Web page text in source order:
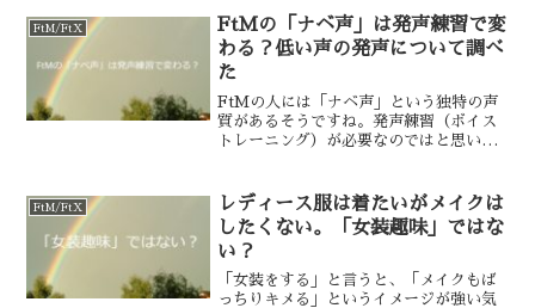
エタノールでの清拭をやめてもらったの
ですが、やはりかゆく...
FtM/FtX
FtMの「ナベ声」は発声練習で変
わる？低い声の発声について調べ
た
FtMの人には「ナベ声」という独特の声
質があるそうですね。発声練習（ボイス
トレーニング）が必要なのではと思い、
ルモン投与を経験したFtMさんの考え男
性ホルモンを打って声...
FtM/FtX
レディース服は着たいがメイクは
したくない。「女装趣味」ではな
い？
「女装をする」と言うと、「メイクもば
っちりキメる」というイメージが強い気